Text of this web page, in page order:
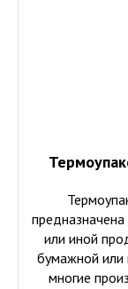
или иной
бумажной или
многие